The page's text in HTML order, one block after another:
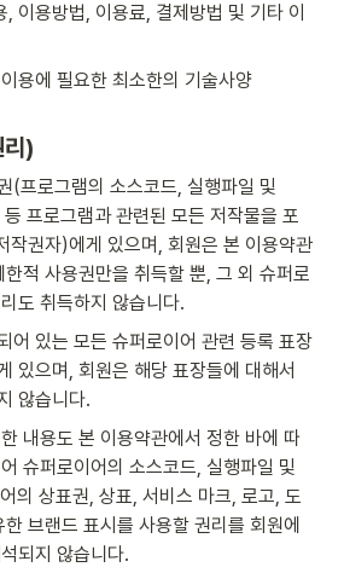
이용방법, 이용료, 결제방법 및 기타 이
용에 필요한 최소한의 기술사양
)
(프로그램의 소스코드, 실행파일 및
프로그램과 관련된 모든 저작물을 포
작권자)에게 있으며, 회원은 본 이용약관
적 사용권만을 취득할 뿐, 그 외 슈퍼로
도 취득하지 않습니다.
어 있는 모든 슈퍼로이어 관련 등록 표장
있으며, 회원은 해당 표장들에 대해서
않습니다.
내용도 본 이용약관에서 정한 바에 따
슈퍼로이어의 소스코드, 실행파일 및
의 상표권, 상표, 서비스 마크, 로고, 도
브랜드 표시를 사용할 권리를 회원에
되지 않습니다.